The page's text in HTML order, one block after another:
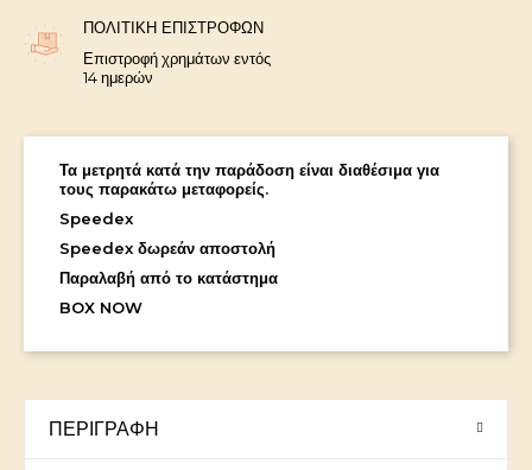
ΠΟΛΙΤΙΚΉ ΕΠΙΣΤΡΟΦΏΝ
Επιστροφή χρημάτων εντός
14 ημερών
Τα μετρητά κατά την παράδοση είναι διαθέσιμα για
τους παρακάτω μεταφορείς.
Speedex
Speedex δωρεάν αποστολή
Παραλαβή από το κατάστημα
BOX NOW
ΠΕΡΙΓΡΑΦΉ